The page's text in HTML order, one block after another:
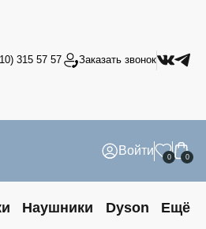
315 57 57 Заказать звонок
Войти 0 0
Наушники Dyson Ещё